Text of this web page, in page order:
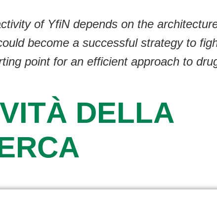
of YfiN depends on the
become a successful strategy to
point for an efficient approach to
DELLA